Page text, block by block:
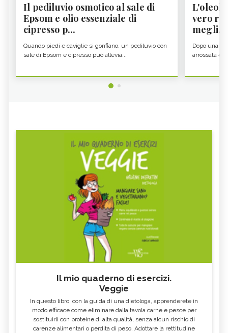
Il pediluvio osmotico al sale di
Epsom e olio essenziale di
cipresso p...
Quando piedi e caviglie si gonfiano, un pediluvio con
sale di Epsom e cipresso può allevia...
vero re
megli...
Dopo una
arrossata e
Il mio quaderno di esercizi.
Veggie
In questo libro, con la guida di una dietologa, apprenderete in
modo efficace come eliminare dalla tavola carne e pesce per
sostituirli con proteine di alta qualità, senza alcun rischio di
carenze alimentari o perdita di peso. Adottare la rettitudine